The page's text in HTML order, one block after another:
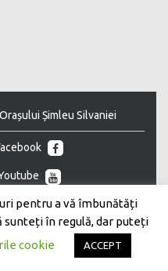
Șimleu Silvaniei
pentru a vă îmbunătăți
sunteți în regulă, dar puteți
cookie ACCEPT